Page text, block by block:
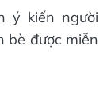
ý kiến người
bè được miễn